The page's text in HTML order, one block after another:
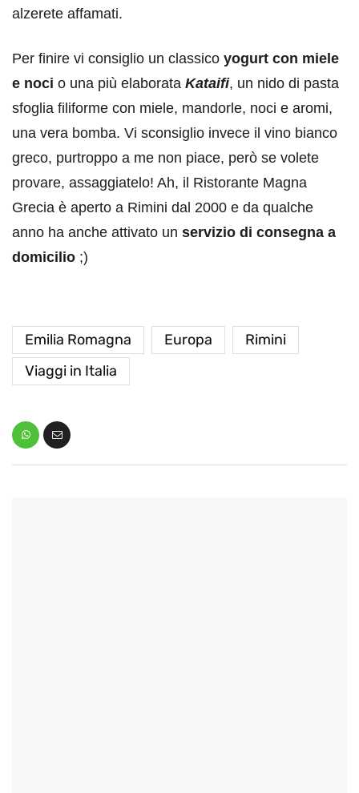
alzerete affamati.
Per finire vi consiglio un classico yogurt con miele
e noci o una più elaborata Kataifi, un nido di pasta
sfoglia filiforme con miele, mandorle, noci e aromi,
una vera bomba. Vi sconsiglio invece il vino bianco
greco, purtroppo a me non piace, però se volete
provare, assaggiatelo! Ah, il Ristorante Magna
Grecia è aperto a Rimini dal 2000 e da qualche
anno ha anche attivato un servizio di consegna a
domicilio ;)
Emilia Romagna Europa
Rimini
Viaggi in Italia